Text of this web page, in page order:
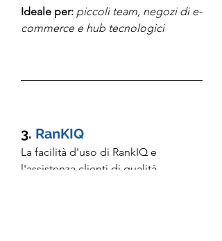
Ideale per: piccoli team, negozi di e-
commerce e hub tecnologici
3. RanKIQ
La facilità d'uso di RankIQ e
l'assistenza clienti di qualità